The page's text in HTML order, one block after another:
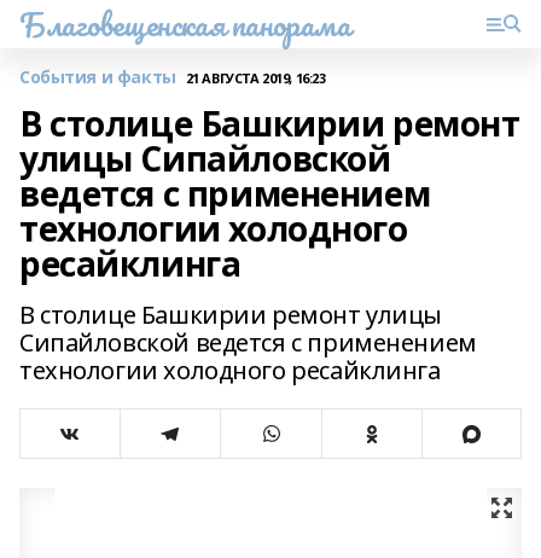
Благовещенская панорама
События и факты 21 АВГУСТА 2019, 16:23
В столице Башкирии ремонт
улицы Сипайловской
ведется с применением
технологии холодного
ресайклинга
В столице Башкирии ремонт улицы
Сипайловской ведется с применением
технологии холодного ресайклинга